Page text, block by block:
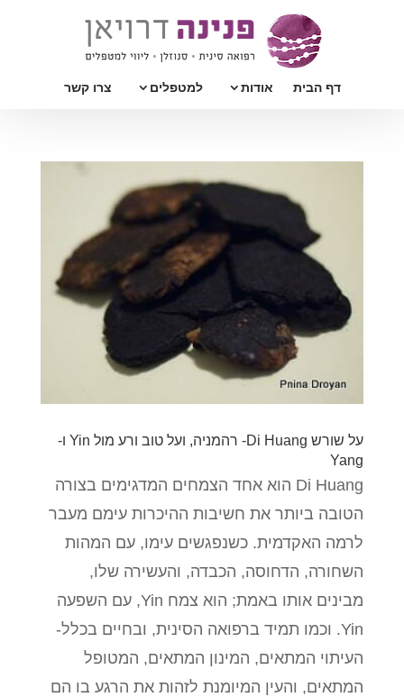
דף הבית אודות למטפלים צרו קשר
על שורש Di Huang- רהמניה, ועל טוב ורע מול Yin ו-
Yang
Di Huang הוא אחד הצמחים המדגימים בצורה
הטובה ביותר את חשיבות ההיכרות עימם מעבר
לרמה האקדמית. כשנפגשים עימו, עם המהות
השחורה, הדחוסה, הכבדה, והעשירה שלו,
מבינים אותו באמת; הוא צמח Yin, עם השפעה
Yin. וכמו תמיד ברפואה הסינית, ובחיים בכלל-
העיתוי המתאים, המינון המתאים, המטופל
המתאים, והעין המיומנת לזהות את הרגע בו הם